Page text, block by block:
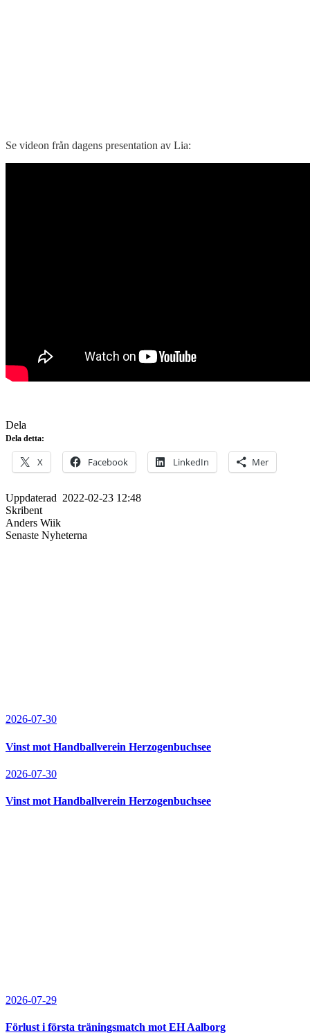
Se videon från dagens presentation av Lia:
Dela
Dela detta:
X Facebook LinkedIn Mer
Uppdaterad 2022-02-23 12:48
Skribent
Anders Wiik
Senaste Nyheterna
2026-07-30
Vinst mot Handballverein Herzogenbuchsee
2026-07-30
Vinst mot Handballverein Herzogenbuchsee
2026-07-29
Förlust i första träningsmatch mot EH Aalborg